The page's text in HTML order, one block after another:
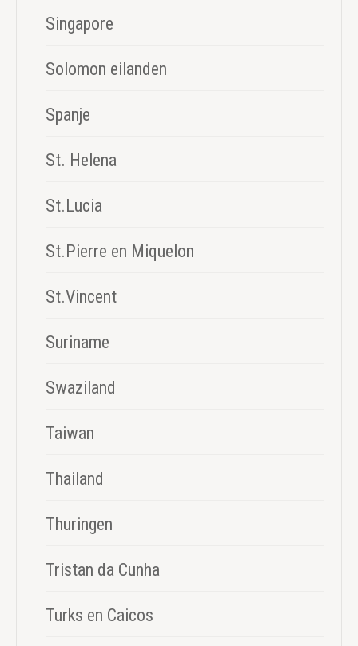
Singapore
Solomon eilanden
Spanje
St. Helena
St.Lucia
St.Pierre en Miquelon
St.Vincent
Suriname
Swaziland
Taiwan
Thailand
Thuringen
Tristan da Cunha
Turks en Caicos